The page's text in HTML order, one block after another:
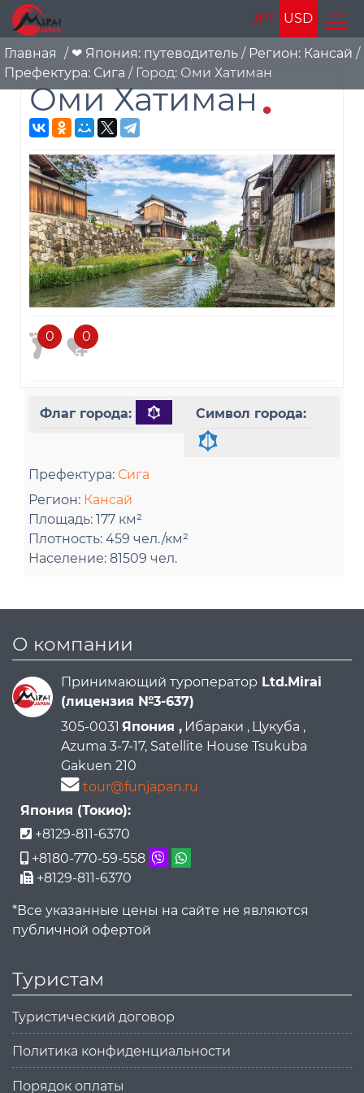
JPY USD
Главная / ❤ Япония: путеводитель / Регион: Кансай /
Префектура: Сига / Город: Оми Хатиман
Оми Хатиман
0 0
Флаг города: Символ города:
Префектура: Сига
Регион: Кансай
Площадь: 177 км²
Плотность: 459 чел./км²
Население: 81509 чел.
О компании
Принимающий туроператор Ltd.Mirai
(лицензия №3-637)
305-0031 Япония , Ибараки , Цукуба ,
Azuma 3-7-17, Satellite House Tsukuba
Gakuen 210
tour@funjapan.ru
Япония (Токио):
+8129-811-6370
+8180-770-59-558
+8129-811-6370
*Все указанные цены на сайте не являются
публичной офертой
Туристам
Туристический договор
Политика конфиденциальности
Порядок оплаты